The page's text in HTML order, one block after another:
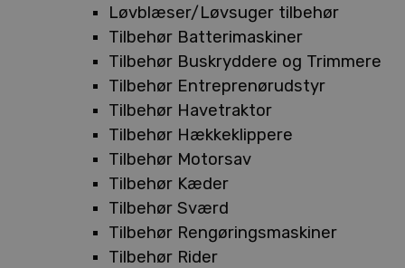
Løvblæser/Løvsuger tilbehør
Tilbehør Batterimaskiner
Tilbehør Buskryddere og Trimmere
Tilbehør Entreprenørudstyr
Tilbehør Havetraktor
Tilbehør Hækkeklippere
Tilbehør Motorsav
Tilbehør Kæder
Tilbehør Sværd
Tilbehør Rengøringsmaskiner
Tilbehør Rider